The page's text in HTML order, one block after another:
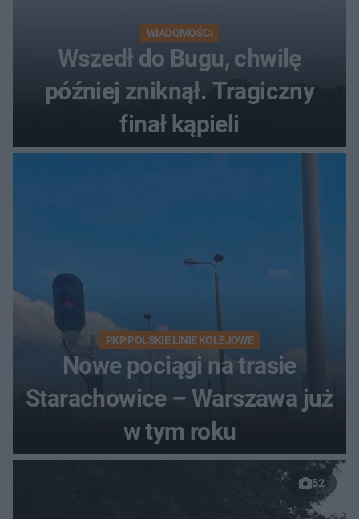
WIADOMOŚCI
Wszedł do Bugu, chwilę
później zniknął. Tragiczny
finał kąpieli
PKP POLSKIE LINIE KOLEJOWE
Nowe pociągi na trasie
Starachowice – Warszawa już
w tym roku
52